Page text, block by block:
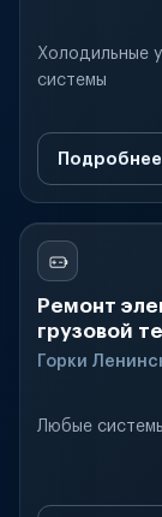
Холодильные
системы
Подробнее
Ремонт
грузовой
Горки
Любые